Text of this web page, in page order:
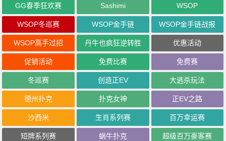
GG春季狂欢赛 Sashimi WSOP
WSOP冬巡赛 WSOP金手链 WSOP金手链战报
WSOP高手过招 丹牛也疯狂逆转胜 优惠活动
促销活动 免费比赛 免费赛
冬巡赛 创造正EV 大逃杀玩法
德州扑克 扑克女神 正EV之路
沙西米 生肖系列赛 百万幸运赛
短牌系列赛 蜗牛扑克 超级百万豪客赛